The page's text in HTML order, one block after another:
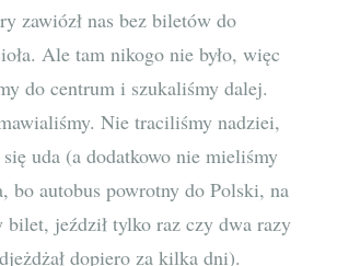
zawiózł nas bez biletów do
Ale tam nikogo nie było, więc
do centrum i szukaliśmy dalej.
Nie traciliśmy nadziei,
uda (a dodatkowo nie mieliśmy
bo autobus powrotny do Polski, na
jeździł tylko raz czy dwa razy
dopiero za kilka dni).